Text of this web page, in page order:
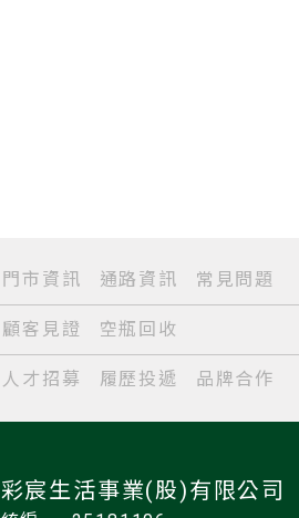
門市資訊 通路資訊 常見問題
顧客見證 空瓶回收
人才招募 履歷投遞 品牌合作
彩宸生活事業(股)有限公司